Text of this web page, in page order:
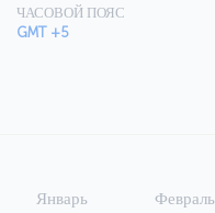
ЧАСОВОЙ ПОЯС
GMT +5
Январь Февраль